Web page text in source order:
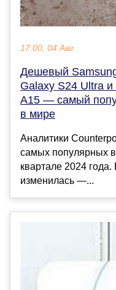
17:00, 04 Авг
Дешевый
Galaxy S24 Ultra
A15 — самый
в мире
Аналитики
самых популярных
квартале 2024
изменилась —...